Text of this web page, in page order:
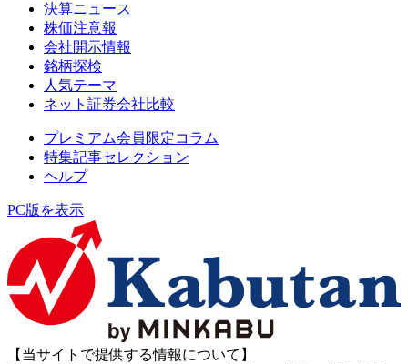
決算ニュース
株価注意報
会社開示情報
銘柄探検
人気テーマ
ネット証券会社比較
プレミアム会員限定コラム
特集記事セレクション
ヘルプ
PC版を表示
【当サイトで提供する情報について】